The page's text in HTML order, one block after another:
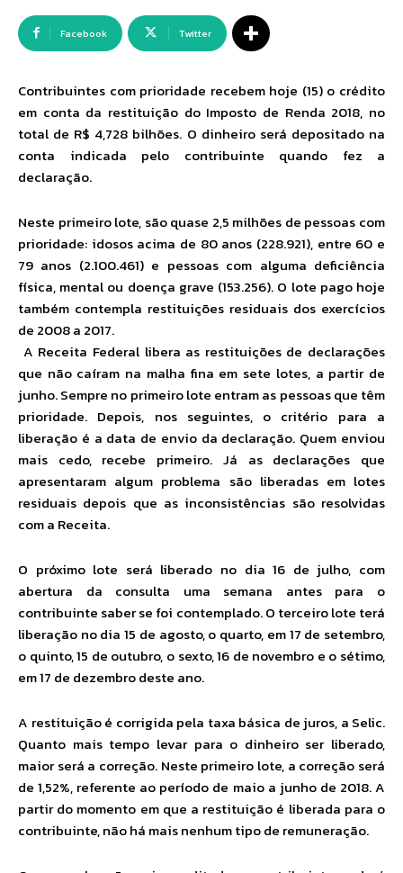
Facebook Twitter
Contribuintes com prioridade recebem hoje (15) o crédito
em conta da restituição do Imposto de Renda 2018, no
total de R$ 4,728 bilhões. O dinheiro será depositado na
conta indicada pelo contribuinte quando fez a
declaração.
Neste primeiro lote, são quase 2,5 milhões de pessoas com
prioridade: idosos acima de 80 anos (228.921), entre 60 e
79 anos (2.100.461) e pessoas com alguma deficiência
física, mental ou doença grave (153.256). O lote pago hoje
também contempla restituições residuais dos exercícios
de 2008 a 2017.
A Receita Federal libera as restituições de declarações
que não caíram na malha fina em sete lotes, a partir de
junho. Sempre no primeiro lote entram as pessoas que têm
prioridade. Depois, nos seguintes, o critério para a
liberação é a data de envio da declaração. Quem enviou
mais cedo, recebe primeiro. Já as declarações que
apresentaram algum problema são liberadas em lotes
residuais depois que as inconsistências são resolvidas
com a Receita.
O próximo lote será liberado no dia 16 de julho, com
abertura da consulta uma semana antes para o
contribuinte saber se foi contemplado. O terceiro lote terá
liberação no dia 15 de agosto, o quarto, em 17 de setembro,
o quinto, 15 de outubro, o sexto, 16 de novembro e o sétimo,
em 17 de dezembro deste ano.
A restituição é corrigida pela taxa básica de juros, a Selic.
Quanto mais tempo levar para o dinheiro ser liberado,
maior será a correção. Neste primeiro lote, a correção será
de 1,52%, referente ao período de maio a junho de 2018. A
partir do momento em que a restituição é liberada para o
contribuinte, não há mais nenhum tipo de remuneração.